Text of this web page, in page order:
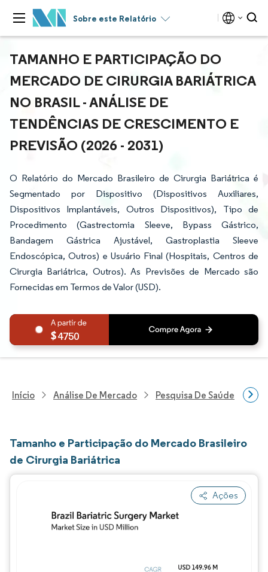
Sobre este Relatório
TAMANHO E PARTICIPAÇÃO DO
MERCADO DE CIRURGIA BARIÁTRICA
NO BRASIL - ANÁLISE DE
TENDÊNCIAS DE CRESCIMENTO E
PREVISÃO (2026 - 2031)
O Relatório do Mercado Brasileiro de Cirurgia Bariátrica é
Segmentado por Dispositivo (Dispositivos Auxiliares,
Dispositivos Implantáveis, Outros Dispositivos), Tipo de
Procedimento (Gastrectomia Sleeve, Bypass Gástrico,
Bandagem Gástrica Ajustável, Gastroplastia Sleeve
Endoscópica, Outros) e Usuário Final (Hospitais, Centros de
Cirurgia Bariátrica, Outros). As Previsões de Mercado são
Fornecidas em Termos de Valor (USD).
4750
Início Análise De Mercado Pesquisa De Saúde
Tamanho e Participação do Mercado Brasileiro
de Cirurgia Bariátrica
Ações